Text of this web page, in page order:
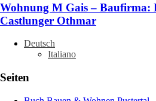
Wohnung M Gais – Baufirma:
Castlunger Othmar
Deutsch
Italiano
Seiten